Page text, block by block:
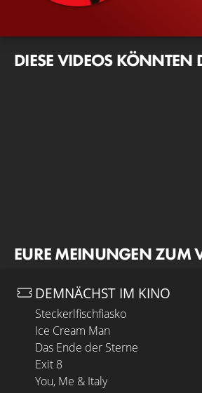
DIESE VIDEOS KÖNNTEN
EURE MEINUNGEN ZUM
DEMNÄCHST IM KINO
Steckerlfischfiasko
Ice Cream Man
Das Ende der Sterne
Exit 8
You, Me & Italy